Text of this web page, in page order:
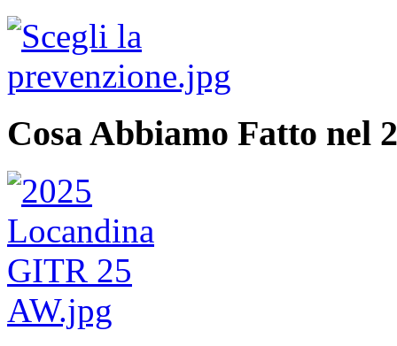
Cosa Abbiamo Fatto nel